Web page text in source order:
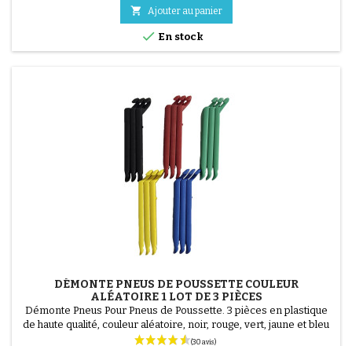
Positionnez le patch au...
 Ajouter au panier
 En stock
DÉMONTE PNEUS DE POUSSETTE COULEUR
ALÉATOIRE 1 LOT DE 3 PIÈCES
Démonte Pneus Pour Pneus de Poussette. 3 pièces en plastique
de haute qualité, couleur aléatoire, noir, rouge, vert, jaune et bleu
ou 3 pièces en acier ( gris ) Le montage du pneu se fait sans outils